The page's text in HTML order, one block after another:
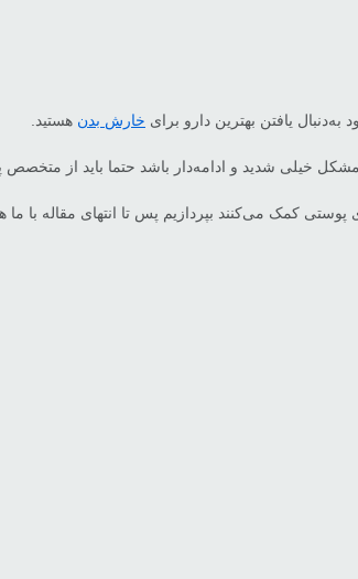
یافتن بهترین دارو برای خارش بدن هستید.
مشکل خیلی شدید و ادامه‌دار باشد حتما باید از
کمک می‌کنند بپردازیم پس تا انتهای مقاله با ما